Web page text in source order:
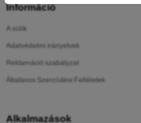
Információ
A sütik
Adatvédelmi irányelvek
Reklamáció szabályzat
Általános Szerződési Feltételek
Alkalmazások